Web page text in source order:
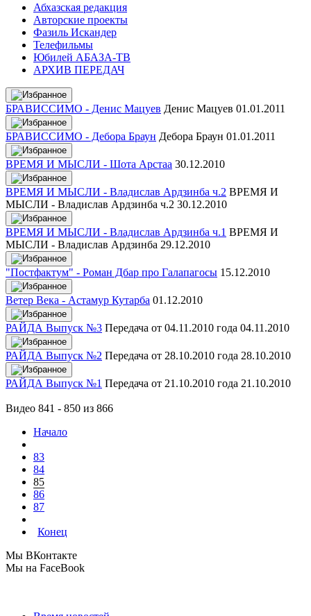
Абхазская редакция
Авторские проекты
Фазиль Искандер
Телефильмы
Юбилей АБАЗА-ТВ
АРХИВ ПЕРЕДАЧ
БРАВИССИМО - Денис Мацуев Денис Мацуев 01.01.2011
БРАВИССИМО - Дебора Браун Дебора Браун 01.01.2011
ВРЕМЯ И МЫСЛИ - Шота Арстаа 30.12.2010
ВРЕМЯ И МЫСЛИ - Владислав Ардзинба ч.2 ВРЕМЯ И
МЫСЛИ - Владислав Ардзинба ч.2 30.12.2010
ВРЕМЯ И МЫСЛИ - Владислав Ардзинба ч.1 ВРЕМЯ И
МЫСЛИ - Владислав Ардзинба 29.12.2010
"Постфактум" - Роман Дбар про Галапагосы 15.12.2010
Ветер Века - Астамур Кутарба 01.12.2010
РАЙДА Выпуск №3 Передача от 04.11.2010 года 04.11.2010
РАЙДА Выпуск №2 Передача от 28.10.2010 года 28.10.2010
РАЙДА Выпуск №1 Передача от 21.10.2010 года 21.10.2010
Видео 841 - 850 из 866
Начало
83
84
85
86
87
Конец
Мы ВКонтакте
Мы на FaceBook